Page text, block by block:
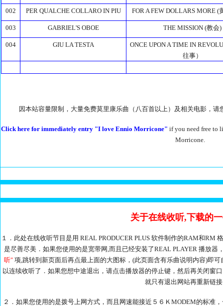
002 PER QUALCHE COLLARO IN PIU FOR A FEW DOLLARS MORE (
003 GABRIEL'S OBOE THE MISSION (教会)
004 GIU LA TESTA
ONCE UPON A TIME IN
往事）
因本站容量限制，大量免费莫里康乐曲（八百首以上）及相关电影，请
Click here for immediately entry "I love Ennio Morricone" if you need free to
Morricone.
关于在线收听,下载的
１．此处在线收听节目是用 REAL PRODUCER PLUS 软件制作的RAM和RM
是尽善尽美．如果您使用的是宽带网,而且已经安装了REAL PLAYER 播放
听" 项,跳转到新页面后再点最上面的大图标，(此页面含有乐曲说明内容)即
以连续收听了．如果您想中途退出，请点击播放器的停止键，然后再关闭窗
就只有退出网站再重新链
２．如果您使用的是拨号上网方式，而且网速能接近５６ＫMODEM的标准